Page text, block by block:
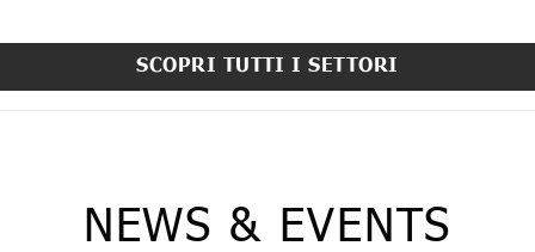
SCOPRI TUTTI I SETTORI
NEWS & EVENTS